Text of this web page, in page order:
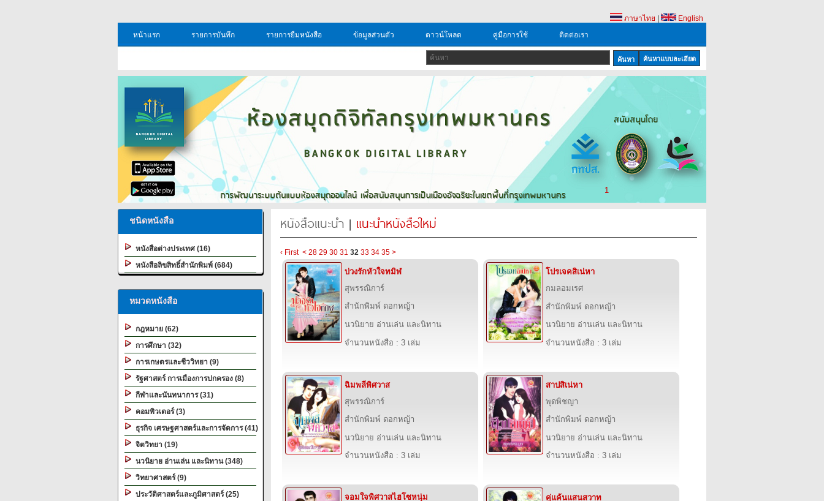
ภาษาไทย
English
หน้าแรก
รายการบันทึก รายการยืมหนังสือ ข้อมูลส่วนตัว ดาวน์โหลด คู่มือการใช้ ติดต่อเรา
ค้นหาแบบละเอียด
1
ชนิดหนังสือ
หนังสือต่างประเทศ (16)
หนังสือลิขสิทธิ์สำนักพิมพ์ (684)
หมวดหนังสือ
กฎหมาย (62)
การศึกษา (32)
การเกษตรและชีววิทยา (9)
รัฐศาสตร์ การเมืองการปกครอง (8)
กีฬาและนันทนาการ (31)
คอมพิวเตอร์ (3)
ธุรกิจ เศรษฐศาสตร์และการจัดการ (41)
จิตวิทยา (19)
นวนิยาย อ่านเล่น และนิทาน (348)
วิทยาศาสตร์ (9)
ประวัติศาสตร์และภูมิศาสตร์ (25)
หนังสือแนะนำ | แนะนำหนังสือใหม่
‹ First < 28 29 30 31 32 33 34 35 >
บ่วงรักหัวใจทมิฬ
สุพรรณิการ์
สำนักพิมพ์ ดอกหญ้า
นวนิยาย อ่านเล่น และนิทาน
จำนวนหนังสือ : 3 เล่ม
โปรเจคสิเน่หา
กมลอมเรศ
สำนักพิมพ์ ดอกหญ้า
นวนิยาย อ่านเล่น และนิทาน
จำนวนหนังสือ : 3 เล่ม
ฉิมพลีพิศวาส
สุพรรณิการ์
สำนักพิมพ์ ดอกหญ้า
นวนิยาย อ่านเล่น และนิทาน
จำนวนหนังสือ : 3 เล่ม
สาปสิเน่หา
พุดพิชญา
สำนักพิมพ์ ดอกหญ้า
นวนิยาย อ่านเล่น และนิทาน
จำนวนหนังสือ : 3 เล่ม
จอมใจพิศวาสไฮโซหนุ่ม
คู่แค้นแสนสวาท